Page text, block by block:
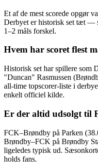
Et af de mest scorede opgør
Derbyet er historisk set tæt —
1–2 måls forskel.
Hvem har scoret flest
Historisk set har spillere som
"Duncan" Rasmussen
all-time topscorer-liste i
enkelt officiel kilde.
Er der altid udsolgt til
FCK–Brøndby på Parken
Brøndby–FCK på Brøndby
ligeledes typisk ud.
holds fans.